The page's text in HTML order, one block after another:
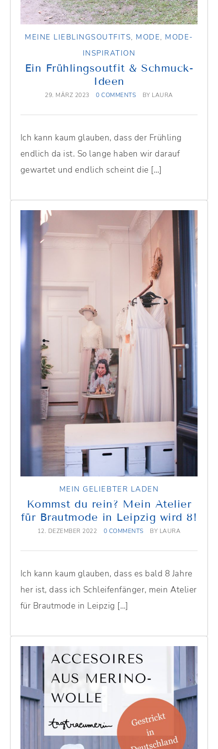
MEINE LIEBLINGSOUTFITS, MODE, MODE-
INSPIRATION
Ein Frühlingsoutfit & Schmuck-
Ideen
29. MÄRZ 2023 0 COMMENTS BY LAURA
Ich kann kaum glauben, dass der Frühling
endlich da ist. So lange haben wir darauf
gewartet und endlich scheint die […]
MEIN GELIEBTER LADEN
Kommst du rein? Mein Atelier
für Brautmode in Leipzig wird 8!
12. DEZEMBER 2022 0 COMMENTS BY LAURA
Ich kann kaum glauben, dass es bald 8 Jahre
her ist, dass ich Schleifenfänger, mein Atelier
für Brautmode in Leipzig […]